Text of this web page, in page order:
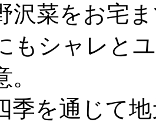
沢菜をお宅
もシャレと
季を通じて